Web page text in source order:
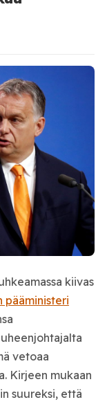
kiivas
pääministeri
vetoaa
Kirjeen mukaan
suureksi, että